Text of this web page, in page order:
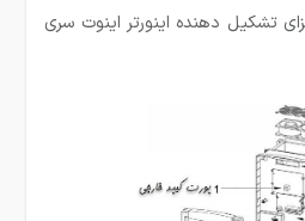
تشکیل دهنده اینورتر اینوت سری